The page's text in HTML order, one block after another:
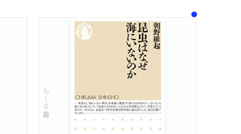
ちくま新書